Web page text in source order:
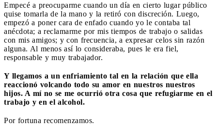
Empecé a preocuparme cuando un día en cierto lugar público
quise tomarla de la mano y la retiró con discreción. Luego,
empezó a poner cara de enfado cuando yo le contaba tal
anécdota; a reclamarme por mis tiempos de trabajo o salidas
con mis amigos; y con frecuencia, a expresar celos sin razón
alguna. Al menos así lo consideraba, pues le era fiel,
responsable y muy trabajador.
Y llegamos a un enfriamiento tal en la relación que ella
reaccionó volcando todo su amor en nuestros nuestros
hijos. A mí no se me ocurrió otra cosa que refugiarme en el
trabajo y en el alcohol.
Por fortuna recomenzamos.